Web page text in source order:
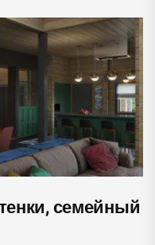
семейный